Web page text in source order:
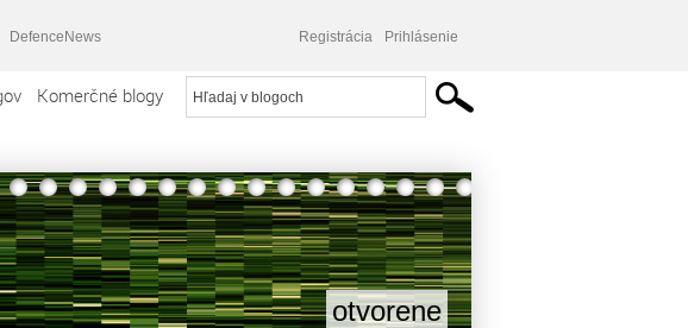
DefenceNews Registrácia Prihlásenie
Komerčné blogy
otvorene